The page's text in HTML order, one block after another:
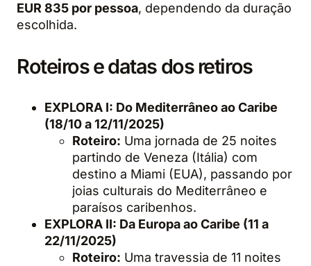
EUR 835 por pessoa, dependendo da duração
escolhida.
Roteiros e datas dos retiros
EXPLORA I: Do Mediterrâneo ao Caribe
(18/10 a 12/11/2025)
Roteiro: Uma jornada de 25 noites
partindo de Veneza (Itália) com
destino a Miami (EUA), passando por
joias culturais do Mediterrâneo e
paraísos caribenhos.
EXPLORA II: Da Europa ao Caribe (11 a
22/11/2025)
Roteiro: Uma travessia de 11 noites